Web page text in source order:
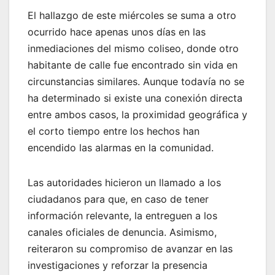
El hallazgo de este miércoles se suma a otro
ocurrido hace apenas unos días en las
inmediaciones del mismo coliseo, donde otro
habitante de calle fue encontrado sin vida en
circunstancias similares. Aunque todavía no se
ha determinado si existe una conexión directa
entre ambos casos, la proximidad geográfica y
el corto tiempo entre los hechos han
encendido las alarmas en la comunidad.
Las autoridades hicieron un llamado a los
ciudadanos para que, en caso de tener
información relevante, la entreguen a los
canales oficiales de denuncia. Asimismo,
reiteraron su compromiso de avanzar en las
investigaciones y reforzar la presencia